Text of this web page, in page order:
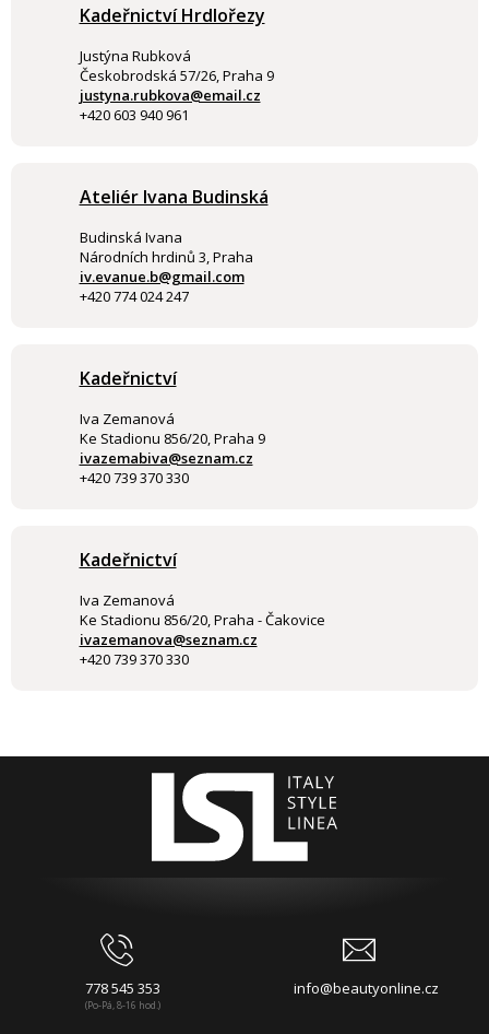
Kadeřnictví Hrdlořezy
Justýna Rubková
Českobrodská 57/26, Praha 9
justyna.rubkova@email.cz
+420 603 940 961
Ateliér Ivana Budinská
Budinská Ivana
Národních hrdinů 3, Praha
iv.evanue.b@gmail.com
+420 774 024 247
Kadeřnictví
Iva Zemanová
Ke Stadionu 856/20, Praha 9
ivazemabiva@seznam.cz
+420 739 370 330
Kadeřnictví
Iva Zemanová
Ke Stadionu 856/20, Praha - Čakovice
ivazemanova@seznam.cz
+420 739 370 330
778 545 353
(Po-Pá, 8-16 hod.)
info@beautyonline.cz